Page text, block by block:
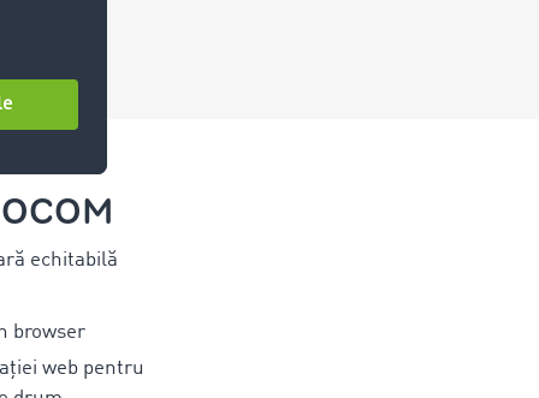
echitabilă
browser
web pentru